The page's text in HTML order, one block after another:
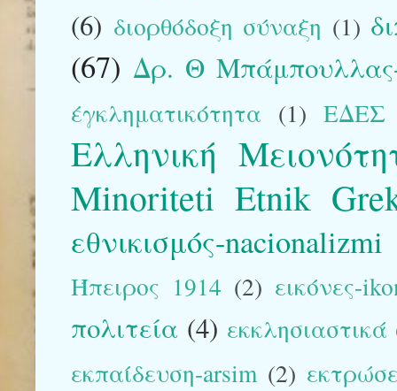
(6) διορθόδοξη σύναξη (1)
(67) Δρ. Θ
έγκληματικότητα (1) ΕΔΕΣ
Ελληνική
Minoriteti Etnik
εθνικισμός-nacionalizmi
Ήπειρος 1914 (2) εικόνες-
πολιτεία (4) εκκλησιαστικά
εκπαίδευση-arsim (2)